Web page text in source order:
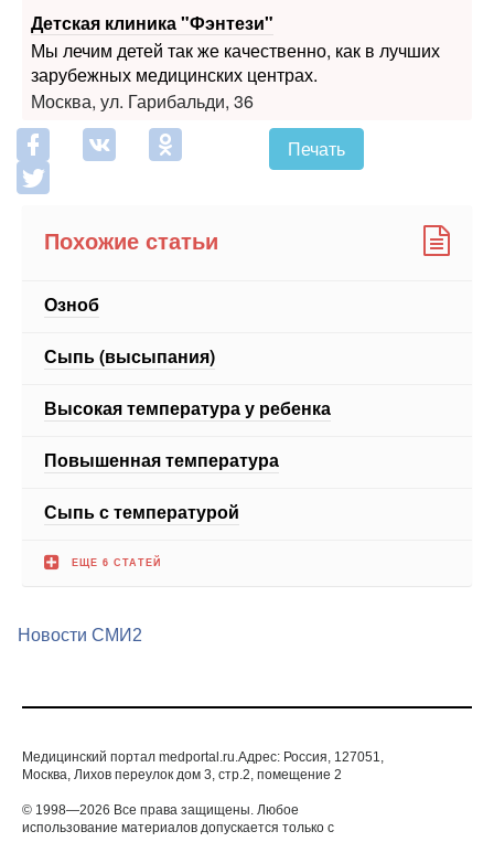
Детская клиника "Фэнтези"
Мы лечим детей так же качественно, как в лучших
зарубежных медицинских центрах.
Москва, ул. Гарибальди, 36
Печать
Похожие статьи
Озноб
Сыпь (высыпания)
Высокая температура у ребенка
Повышенная температура
Сыпь с температурой
ЕЩЕ 6 СТАТЕЙ
Новости СМИ2
Медицинский портал medportal.ru.Адрес: Россия, 127051,
Москва, Лихов переулок дом 3, стр.2, помещение 2
© 1998—2026 Все права защищены. Любое
использование материалов допускается только с